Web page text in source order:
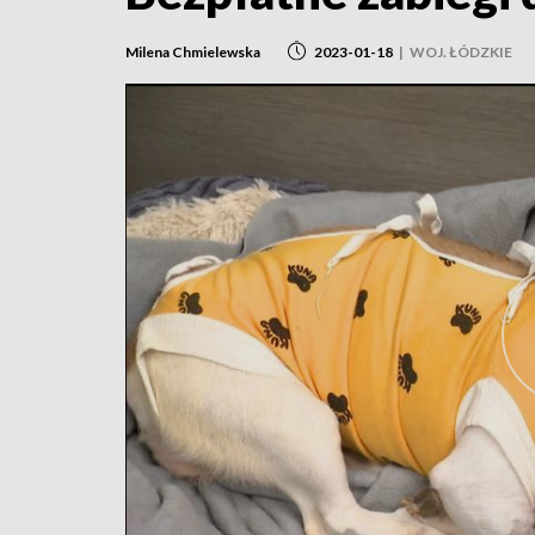
Milena Chmielewska 2023-01-18 | WOJ. ŁÓDZKIE